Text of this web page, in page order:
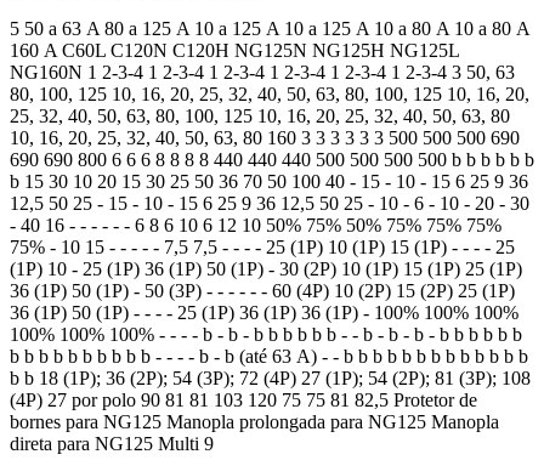
5 50 a 63 A 80 a 125 A 10 a 125 A 10 a 125 A 10 a 80 A 10 a 80 A
160 A C60L C120N C120H NG125N NG125H NG125L
NG160N 1 2-3-4 1 2-3-4 1 2-3-4 1 2-3-4 1 2-3-4 1 2-3-4 3 50, 63
80, 100, 125 10, 16, 20, 25, 32, 40, 50, 63, 80, 100, 125 10, 16, 20,
25, 32, 40, 50, 63, 80, 100, 125 10, 16, 20, 25, 32, 40, 50, 63, 80
10, 16, 20, 25, 32, 40, 50, 63, 80 160 3 3 3 3 3 3 500 500 500 690
690 690 800 6 6 6 8 8 8 8 440 440 440 500 500 500 500 b b b b b b
b 15 30 10 20 15 30 25 50 36 70 50 100 40 - 15 - 10 - 15 6 25 9 36
12,5 50 25 - 15 - 10 - 15 6 25 9 36 12,5 50 25 - 10 - 6 - 10 - 20 - 30
- 40 16 - - - - - - 6 8 6 10 6 12 10 50% 75% 50% 75% 75% 75%
75% - 10 15 - - - - - 7,5 7,5 - - - - 25 (1P) 10 (1P) 15 (1P) - - - - 25
(1P) 10 - 25 (1P) 36 (1P) 50 (1P) - 30 (2P) 10 (1P) 15 (1P) 25 (1P)
36 (1P) 50 (1P) - 50 (3P) - - - - - - 60 (4P) 10 (2P) 15 (2P) 25 (1P)
36 (1P) 50 (1P) - - - - 25 (1P) 36 (1P) 36 (1P) - 100% 100% 100%
100% 100% 100% - - - - b - b - b b b b b b - - b - b - b - b b b b b b
b b b b b b b b b b - - - - b - b (até 63 A) - - b b b b b b b b b b b b b
b b 18 (1P); 36 (2P); 54 (3P); 72 (4P) 27 (1P); 54 (2P); 81 (3P); 108
(4P) 27 por polo 90 81 81 103 120 75 75 81 82,5 Protetor de
bornes para NG125 Manopla prolongada para NG125 Manopla
direta para NG125 Multi 9